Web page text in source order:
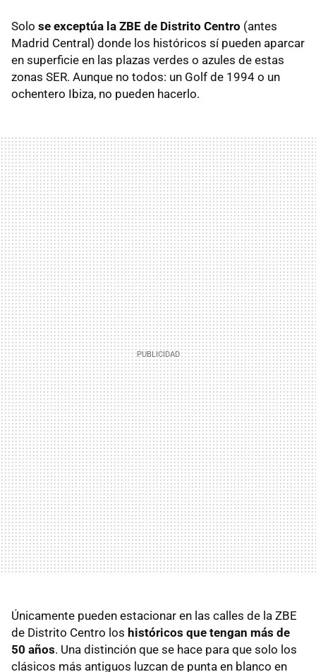
Solo se exceptúa la ZBE de Distrito Centro (antes
Madrid Central) donde los históricos sí pueden aparcar
en superficie en las plazas verdes o azules de estas
zonas SER. Aunque no todos: un Golf de 1994 o un
ochentero Ibiza, no pueden hacerlo.
Únicamente pueden estacionar en las calles de la ZBE
de Distrito Centro los históricos que tengan más de
50 años. Una distinción que se hace para que solo los
clásicos más antiguos luzcan de punta en blanco en